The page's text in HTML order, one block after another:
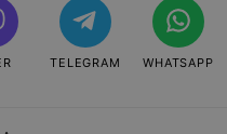
TELEGRAM WHATSAPP